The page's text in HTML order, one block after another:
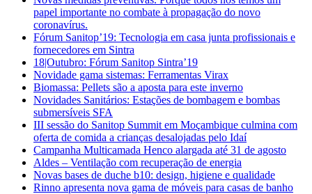
papel importante no combate à propagação do novo
coronavírus.
Fórum Sanitop’19: Tecnologia em casa junta profissionais e
fornecedores em Sintra
18|Outubro: Fórum Sanitop Sintra’19
Novidade gama sistemas: Ferramentas Virax
Biomassa: Pellets são a aposta para este inverno
Novidades Sanitários: Estações de bombagem e bombas
submersíveis SFA
III sessão do Sanitop Summit em Moçambique culmina com
oferta de comida a crianças desalojadas pelo Idaí
Campanha Multicamada Henco alargada até 31 de agosto
Aldes – Ventilação com recuperação de energia
Novas bases de duche b10: design, higiene e qualidade
Rinno apresenta nova gama de móveis para casas de banho